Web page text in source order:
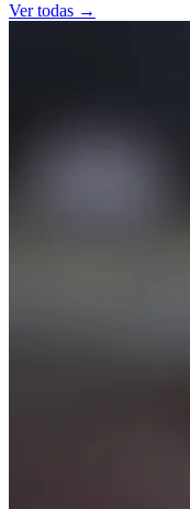
Ver todas →